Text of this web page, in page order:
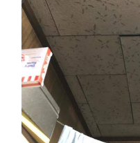
リフォームの流れ
お知らせ
会社概要